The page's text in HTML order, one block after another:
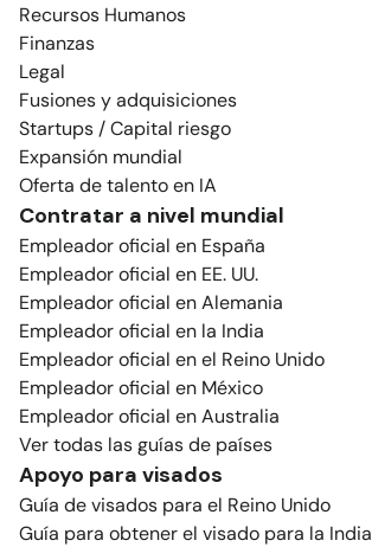
Recursos Humanos
Finanzas
Legal
Fusiones y adquisiciones
Startups / Capital riesgo
Expansión mundial
Oferta de talento en IA
Contratar a nivel mundial
Empleador oficial en España
Empleador oficial en EE. UU.
Empleador oficial en Alemania
Empleador oficial en la India
Empleador oficial en el Reino Unido
Empleador oficial en México
Empleador oficial en Australia
Ver todas las guías de países
Apoyo para visados
Guía de visados para el Reino Unido
Guía para obtener el visado para la India